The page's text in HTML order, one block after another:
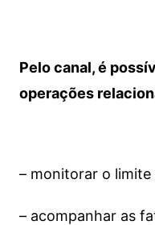
Pelo canal, é
operações
– monitorar o limite
– acompanhar as